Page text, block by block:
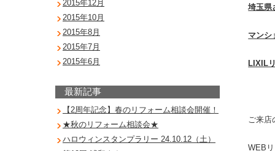
埼玉県
マンシ
LIXIL
ご来
WEB
2015年12月
2015年10月
2015年8月
2015年7月
2015年6月
最新記事
【2周年記念】春のリフォーム相談会開催！
★秋のリフォーム相談会★
ハロウィンスタンプラリー 24.10.12（土）